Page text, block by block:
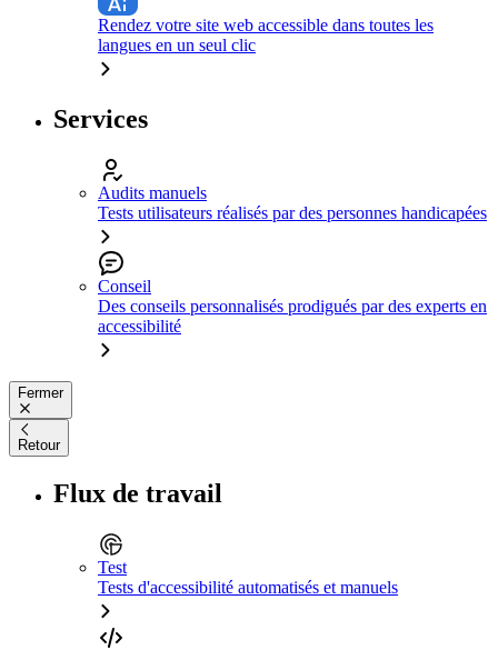
Rendez votre site web accessible dans toutes les
langues en un seul clic
Services
Audits manuels
Tests utilisateurs réalisés par des personnes handicapées
Conseil
Des conseils personnalisés prodigués par des experts en
accessibilité
Fermer
Retour
Flux de travail
Test
Tests d'accessibilité automatisés et manuels